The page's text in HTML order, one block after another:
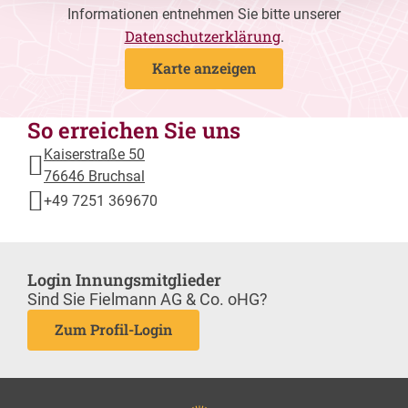
Informationen entnehmen Sie bitte unserer
Datenschutzerklärung.
Karte anzeigen
So erreichen Sie uns
Kaiserstraße 50
76646 Bruchsal
+49 7251 369670
Login Innungsmitglieder
Sind Sie Fielmann AG & Co. oHG?
Zum Profil-Login